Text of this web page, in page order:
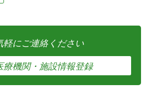
軽にご連絡ください
療機関・施設情報登録